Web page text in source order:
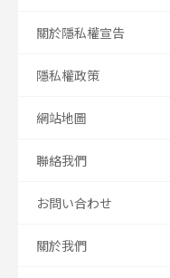
關於隱私權宣告
隱私權政策
網站地圖
聯絡我們
お問い合わせ
關於我們